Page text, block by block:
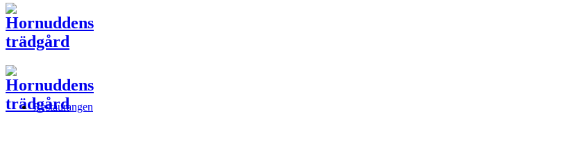
Restaurangen